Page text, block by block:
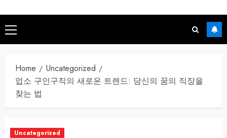
Primary
Menu
Home
Uncategorized
업소 구인구직의 새로운 트렌드: 당신의 꿈의 직장을
찾는 법
Uncategorized